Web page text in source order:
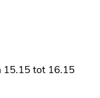
15.15 tot 16.15